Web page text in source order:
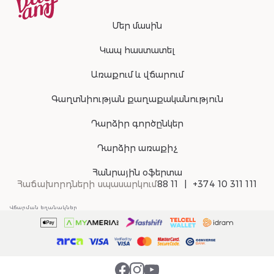
Մեր մասին
Կապ հաստատել
Առաքում և վճարում
Գաղտնիության քաղաքականություն
Դարձիր գործընկեր
Դարձիր առաքիչ
Հանրային օֆերտա
Հաճախորդների սպասարկում88 11 +374 10 311 111
Վճարման եղանակներ